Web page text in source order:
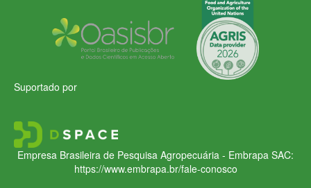
Suportado por
Empresa Brasileira de Pesquisa Agropecuária - Embrapa SAC:
https://www.embrapa.br/fale-conosco